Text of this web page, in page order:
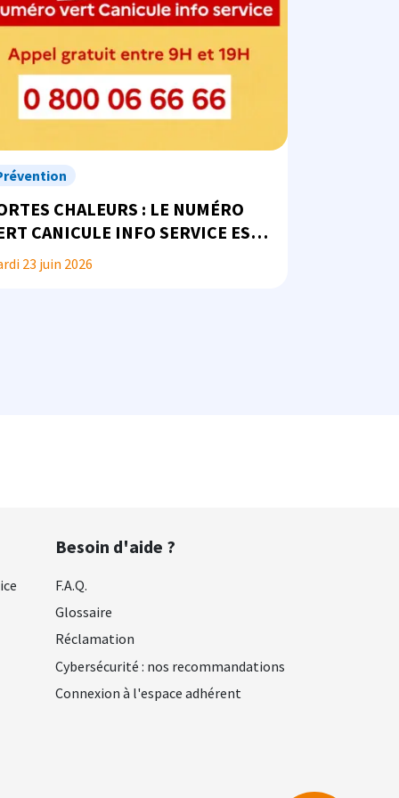
CHALEURS : LE NUMÉRO
CANICULE INFO SERVICE EST
DISPOSITION
23 juin 2026
Besoin d'aide ?
F.A.Q.
Glossaire
Réclamation
Cybersécurité : nos recommandations
Connexion à l'espace adhérent